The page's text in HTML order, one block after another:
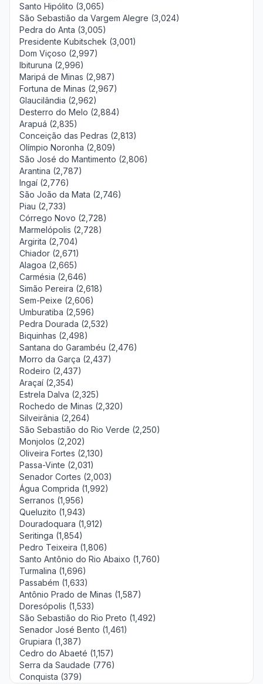
Santo Hipólito (3,065)
São Sebastião da Vargem Alegre (3,024)
Pedra do Anta (3,005)
Presidente Kubitschek (3,001)
Dom Viçoso (2,997)
Ibituruna (2,996)
Maripá de Minas (2,987)
Fortuna de Minas (2,967)
Glaucilândia (2,962)
Desterro do Melo (2,884)
Arapuá (2,835)
Conceição das Pedras (2,813)
Olímpio Noronha (2,809)
São José do Mantimento (2,806)
Arantina (2,787)
Ingaí (2,776)
São João da Mata (2,746)
Piau (2,733)
Córrego Novo (2,728)
Marmelópolis (2,728)
Argirita (2,704)
Chiador (2,671)
Alagoa (2,665)
Carmésia (2,646)
Simão Pereira (2,618)
Sem-Peixe (2,606)
Umburatiba (2,596)
Pedra Dourada (2,532)
Biquinhas (2,498)
Santana do Garambéu (2,476)
Morro da Garça (2,437)
Rodeiro (2,437)
Araçaí (2,354)
Estrela Dalva (2,325)
Rochedo de Minas (2,320)
Silveirânia (2,264)
São Sebastião do Rio Verde (2,250)
Monjolos (2,202)
Oliveira Fortes (2,130)
Passa-Vinte (2,031)
Senador Cortes (2,003)
Água Comprida (1,992)
Serranos (1,956)
Queluzito (1,943)
Douradoquara (1,912)
Seritinga (1,854)
Pedro Teixeira (1,806)
Santo Antônio do Rio Abaixo (1,760)
Turmalina (1,696)
Passabém (1,633)
Antônio Prado de Minas (1,587)
Doresópolis (1,533)
São Sebastião do Rio Preto (1,492)
Senador José Bento (1,461)
Grupiara (1,387)
Cedro do Abaeté (1,157)
Serra da Saudade (776)
Conquista (379)